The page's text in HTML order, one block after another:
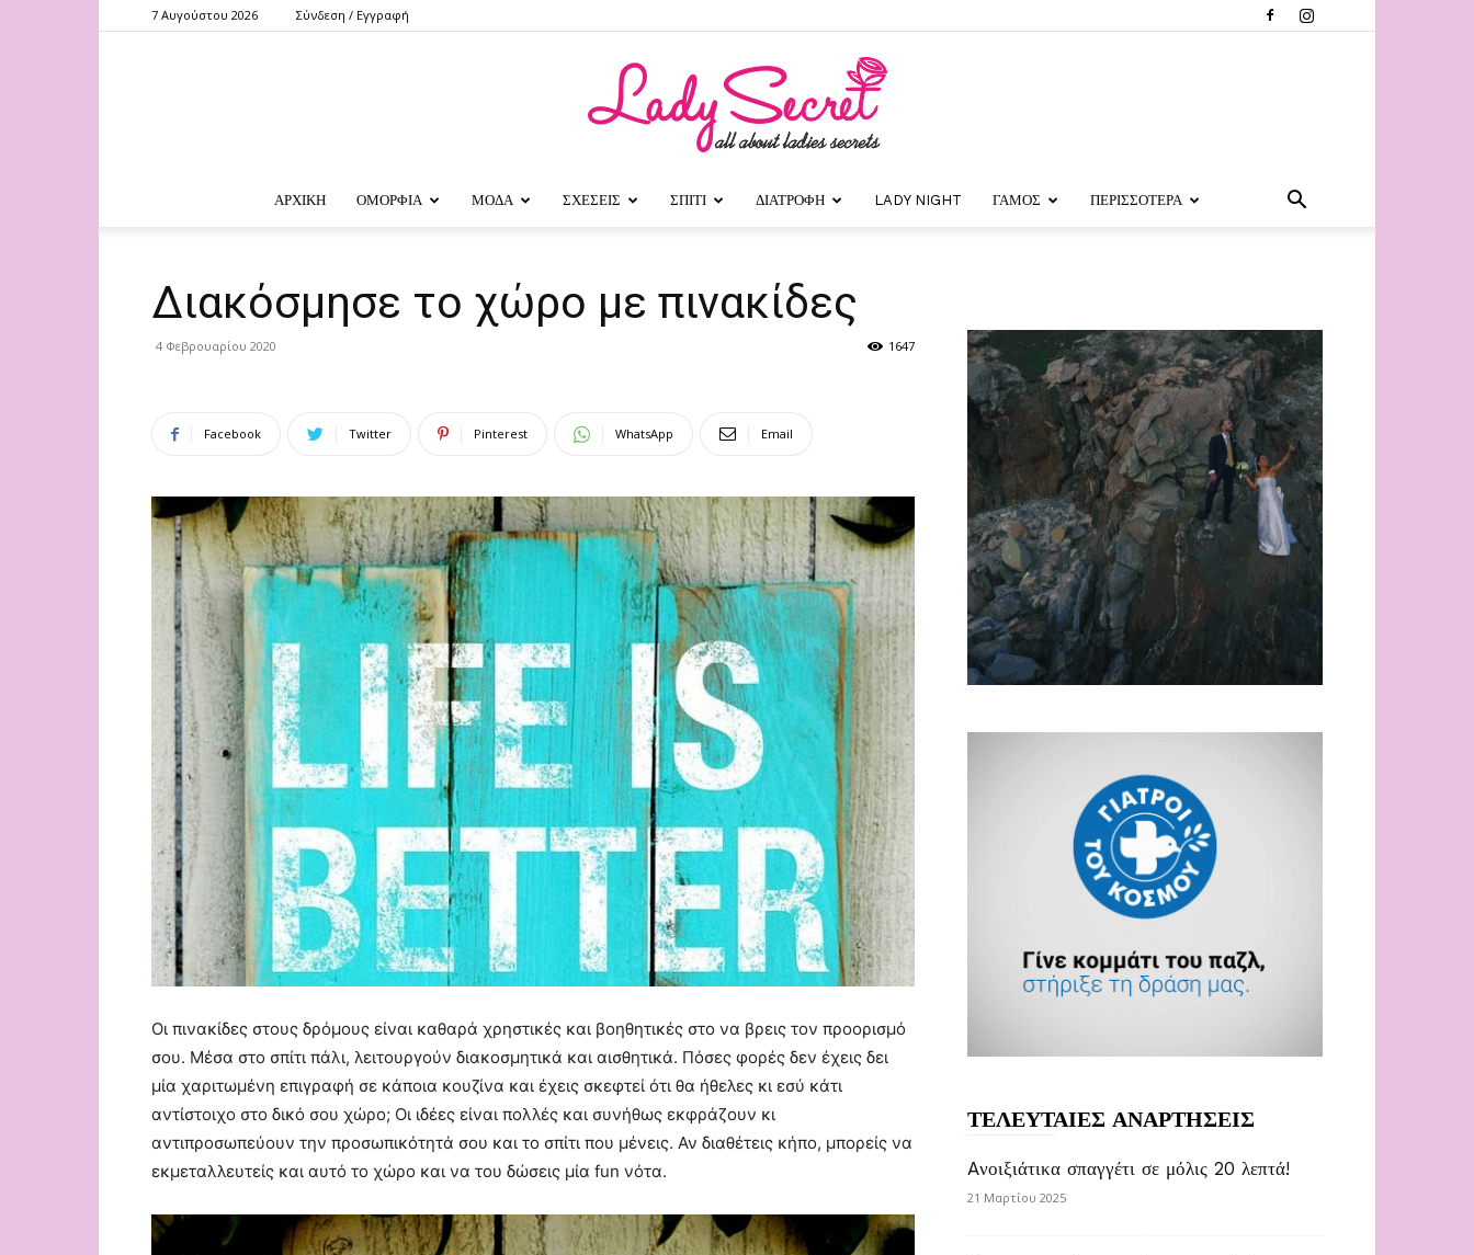
7 Αυγούστου 2026 Σύνδεση / Εγγραφή
ΑΡΧΙΚΗ ΟΜΟΡΦΙΑ ΜΟΔΑ ΣΧΕΣΕΙΣ ΣΠΙΤΙ ΔΙΑΤΡΟΦΗ LADY NIGHT ΓΑΜΟΣ ΠΕΡΙΣΣΟΤΕΡΑ
Διακόσμησε το χώρο με πινακίδες
4 Φεβρουαρίου 2020 1647
Facebook Twitter Pinterest WhatsApp Email
Οι πινακίδες στους δρόμους είναι καθαρά χρηστικές και βοηθητικές στο να βρεις τον προορισμό
σου. Μέσα στο σπίτι πάλι, λειτουργούν διακοσμητικά και αισθητικά. Πόσες φορές δεν έχεις δει
μία χαριτωμένη επιγραφή σε κάποια κουζίνα και έχεις σκεφτεί ότι θα ήθελες κι εσύ κάτι
αντίστοιχο στο δικό σου χώρο; Οι ιδέες είναι πολλές και συνήθως εκφράζουν κι
αντιπροσωπεύουν την προσωπικότητά σου και το σπίτι που μένεις. Αν διαθέτεις κήπο, μπορείς να
εκμεταλλευτείς και αυτό το χώρο και να του δώσεις μία fun νότα.
ΤΕΛΕΥΤΑΙΕΣ ΑΝΑΡΤΗΣΕΙΣ
Aνοιξιάτικα σπαγγέτι σε μόλις 20 λεπτά!
21 Μαρτίου 2025